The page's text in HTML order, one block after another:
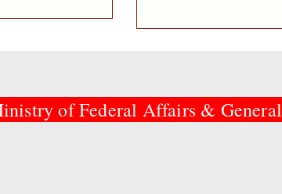
of Federal Affairs & General